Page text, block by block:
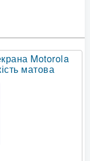
Motorola
матова